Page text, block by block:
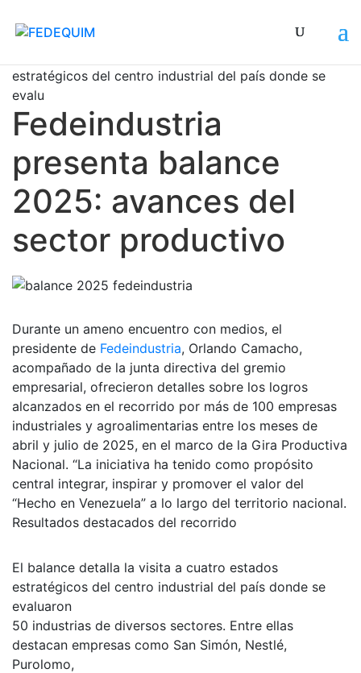
estratégicos del centro industrial del país donde se
evaluaron 5
Fedeindustria
presenta balance
2025: avances del
sector productivo
Durante un ameno encuentro con medios, el
presidente de Fedeindustria, Orlando Camacho,
acompañado de la junta directiva del gremio
empresarial, ofrecieron detalles sobre los logros
alcanzados en el recorrido por más de 100 empresas
industriales y agroalimentarias entre los meses de
abril y julio de 2025, en el marco de la Gira Productiva
Nacional. “La iniciativa ha tenido como propósito
central integrar, inspirar y promover el valor del
“Hecho en Venezuela” a lo largo del territorio nacional.
Resultados destacados del recorrido
El balance detalla la visita a cuatro estados
estratégicos del centro industrial del país donde se
evaluaron
50 industrias de diversos sectores. Entre ellas
destacan empresas como San Simón, Nestlé,
Purolomo,